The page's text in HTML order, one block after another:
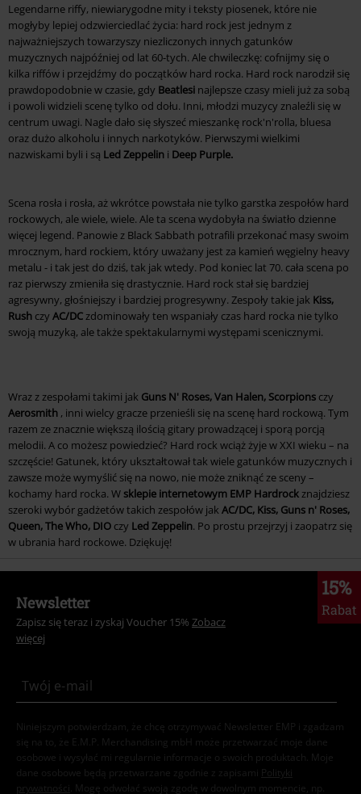
Legendarne riffy, niewiarygodne mity i teksty piosenek, które nie
mogłyby lepiej odzwierciedlać życia: hard rock jest jednym z
najważniejszych towarzyszy niezliczonych innych gatunków
muzycznych najpóźniej od lat 60-tych. Ale chwileczkę: cofnijmy się o
kilka riffów i przejdźmy do początków hard rocka. Hard rock narodził się
prawdopodobnie w czasie, gdy Beatlesi najlepsze czasy mieli już za sobą
i powoli widzieli scenę tylko od dołu. Inni, młodzi muzycy znaleźli się w
centrum uwagi. Nagle dało się słyszeć mieszankę rock'n'rolla, bluesa
oraz dużo alkoholu i innych narkotyków. Pierwszymi wielkimi
nazwiskami byli i są Led Zeppelin i Deep Purple.
Scena rosła i rosła, aż wkrótce powstała nie tylko garstka zespołów hard
rockowych, ale wiele, wiele. Ale ta scena wydobyła na światło dzienne
więcej legend. Panowie z Black Sabbath potrafili przekonać masy swoim
mrocznym, hard rockiem, który uważany jest za kamień węgielny heavy
metalu - i tak jest do dziś, tak jak wtedy. Pod koniec lat 70. cała scena po
raz pierwszy zmieniła się drastycznie. Hard rock stał się bardziej
agresywny, głośniejszy i bardziej progresywny. Zespoły takie jak Kiss,
Rush czy AC/DCzdominowały ten wspaniały czas hard rocka nie tylko
swoją muzyką, ale także spektakularnymi występami scenicznymi.
Wraz z zespołami takimi jak Guns N' Roses, Van Halen, Scorpions czy
Aerosmith , inni wielcy gracze przenieśli się na scenę hard rockową. Tym
razem ze znacznie większą ilością gitary prowadzącej i sporą porcją
melodii. A co możesz powiedzieć? Hard rock wciąż żyje w XXI wieku – na
szczęście! Gatunek, który ukształtował tak wiele gatunków muzycznych i
zawsze może wymyślić się na nowo, nie może zniknąć ze sceny –
kochamy hard rocka. W sklepie internetowym EMP Hardrockznajdziesz
szeroki wybór gadżetów takich zespołów jak AC/DC, Kiss, Guns n' Roses,
Queen, The Who, DIO czy Led Zeppelin. Po prostu przejrzyj i zaopatrz się
w ubrania hard rockowe. Dziękuję!
15%
Rabat
Newsletter
Zapisz się teraz i zyskaj Voucher 15% Zobacz
więcej
Niniejszym potwierdzam, że chcę otrzymywać Newsletter EMP i zgadzam
się na to, że E.M.P. Merchandising mbH może przetwarzać moje dane
osobowe i wysyłać mi regularnie informacje o swoich produktach. Moje
dane osobowe będą przetwarzane zgodnie z zapisami
Polityki
prywatności . Mogę odwołać swoją zgodę w dowolnym momencie, np.